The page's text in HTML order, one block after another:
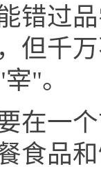
错过
但千
"。
在一
食品